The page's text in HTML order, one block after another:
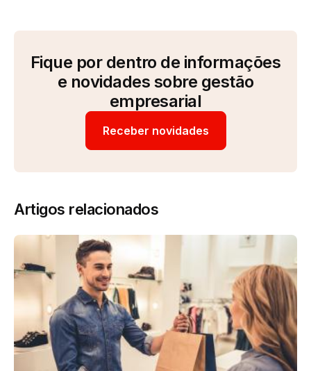
Fique por dentro de informações
e novidades sobre gestão
empresarial
Receber novidades
Artigos relacionados